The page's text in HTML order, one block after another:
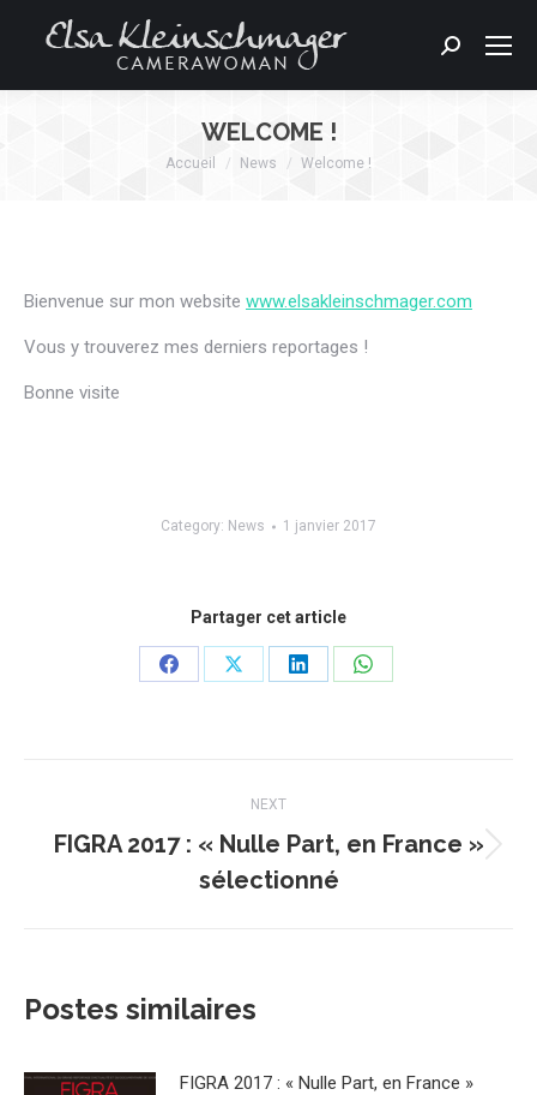
Search:
WELCOME !
Vous êtes ici :
Accueil News Welcome !
Bienvenue sur mon website www.elsakleinschmager.com
Vous y trouverez mes derniers reportages !
Bonne visite
Category: News 1 janvier 2017
Partager cet article
Share
Share
Share
Share
navigation
NEXT
Next
post:
FIGRA 2017 : « Nulle Part, en France »
sélectionné
Postes similaires
FIGRA 2017 : « Nulle Part, en France »